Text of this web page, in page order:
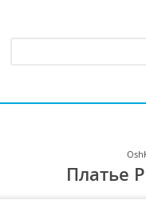
Платье